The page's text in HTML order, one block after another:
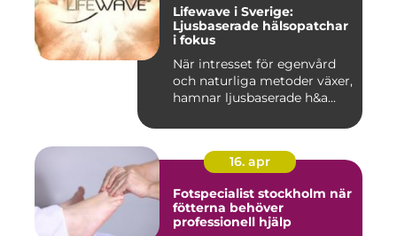
Lifewave i Sverige:
Ljusbaserade hälsopatchar
i fokus
När intresset för egenvård
och naturliga metoder växer,
hamnar ljusbaserade h&a...
16. apr
Fotspecialist stockholm när
fötterna behöver
professionell hjälp